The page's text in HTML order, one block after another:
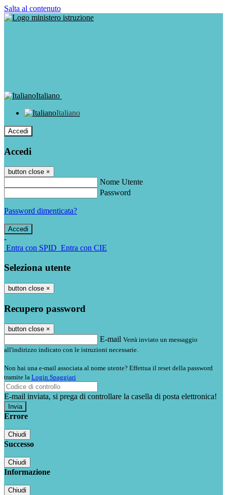
Salta al contenuto
Italiano
Italiano
Accedi
Accedi
button close ×
Nome Utente
Password
Password dimenticata?
-
Entra con SPID Entra con CIE
Seleziona utente
button close ×
Recupero password
button close ×
E-mail Verrà inviato un messaggio
all'indirizzo indicato con le istruzioni necessarie.
Non hai una e-mail associata al nome utente? Effettua il reset della password
tramite la Login Spaggiari
E-mail inviata, si prega di controllare la casella di posta elettronica!
Errore
Chiudi
Successo
Chiudi
Informazione
Chiudi